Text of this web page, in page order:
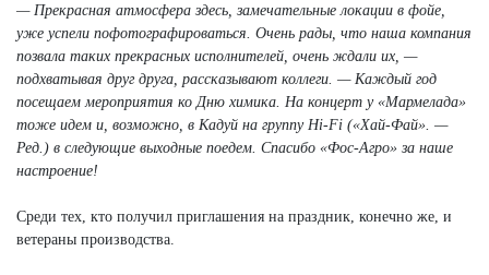
— Прекрасная атмосфера здесь, замечательные локации в фойе,
уже успели пофотографироваться. Очень рады, что наша компания
позвала таких прекрасных исполнителей, очень ждали их, —
подхватывая друг друга, рассказывают коллеги. — Каждый год
посещаем мероприятия ко Дню химика. На концерт у «Мармелада»
тоже идем и, возможно, в Кадуй на группу Hi-Fi («Хай-Фай». —
Ред.) в следующие выходные поедем. Спасибо «Фос-Агро» за наше
настроение!
Среди тех, кто получил приглашения на праздник, конечно же, и
ветераны производства.